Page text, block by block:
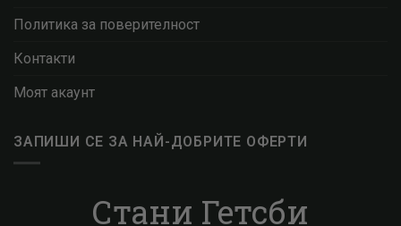
Политика за поверителност
Контакти
Моят акаунт
ЗАПИШИ СЕ ЗА НАЙ-ДОБРИТЕ ОФЕРТИ
Стани Гетсби